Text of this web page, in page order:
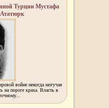
Турции Мустафа
войне некогда могучая
на пороге краха. Власть в